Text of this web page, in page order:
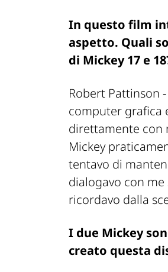
In questo film
aspetto. Quali
di Mickey 17 e
Robert Pattinson -
computer grafica
direttamente con
Mickey
tentavo di
dialogavo con
ricordavo dalla
I due Mickey
creato questa